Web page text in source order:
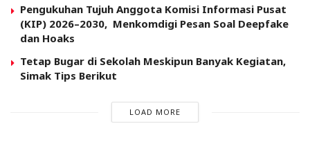
Pengukuhan Tujuh Anggota Komisi Informasi Pusat
(KIP) 2026–2030, Menkomdigi Pesan Soal Deepfake
dan Hoaks
Tetap Bugar di Sekolah Meskipun Banyak Kegiatan,
Simak Tips Berikut
LOAD MORE